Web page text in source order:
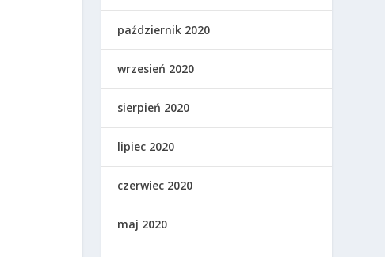
październik 2020
wrzesień 2020
sierpień 2020
lipiec 2020
czerwiec 2020
maj 2020